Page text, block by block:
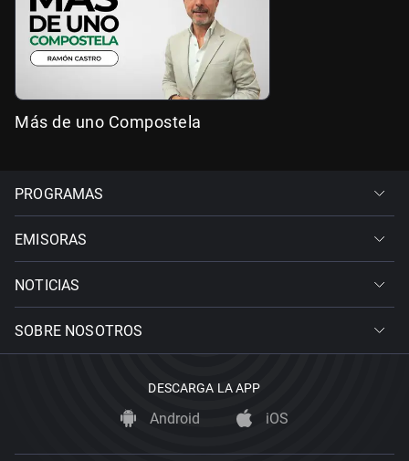
Más de uno Compostela
PROGRAMAS
EMISORAS
NOTICIAS
SOBRE NOSOTROS
DESCARGA LA APP
Android iOS